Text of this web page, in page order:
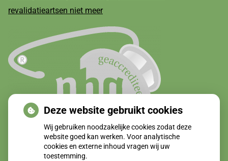
revalidatieartsen niet meer
Deze website gebruikt cookies
Wij gebruiken noodzakelijke cookies zodat deze
website goed kan werken. Voor analytische
cookies en externe inhoud vragen wij uw
toestemming.